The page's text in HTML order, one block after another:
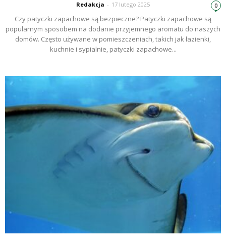
Redakcja - 17 lutego 2025 0
Czy patyczki zapachowe są bezpieczne? Patyczki zapachowe są
popularnym sposobem na dodanie przyjemnego aromatu do naszych
domów. Często używane w pomieszczeniach, takich jak łazienki,
kuchnie i sypialnie, patyczki zapachowe...